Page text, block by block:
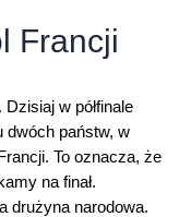
Francji
w półfinale
dwóch państw, w
To oznacza, że
na finał.
drużyna narodowa.